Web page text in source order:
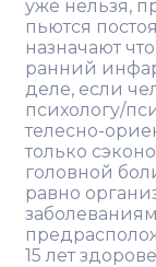
уже нельзя,
пьются
назначают
ранний
деле, если
психологу/
телесно-
только
головной
равно
15 лет